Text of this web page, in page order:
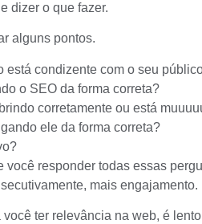
dizer o que fazer.
alguns pontos.
está condizente com o seu
o SEO da forma correta?
corretamente ou está
ele da forma correta?
você responder todas essas
mais engajamento.
você ter relevância na web, é